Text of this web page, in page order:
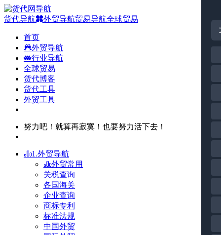
货代导航 外贸导航贸易导航全球贸易
首页
外贸导航
行业导航
全球贸易
货代博客
货代工具
外贸工具
努力吧！就算再寂寞！也要努力活下去！
1.外贸导航
外贸常用
关税查询
各国海关
企业查询
商标专利
标准法规
中国外贸